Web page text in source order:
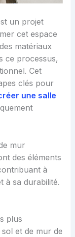
un projet
cet espace
matériaux
ce processus,
Cet
clés pour
une salle
mur
des éléments
à
à sa durabilité.
plus
et de mur de